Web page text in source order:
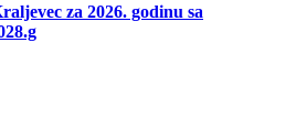
za 2026. godinu sa